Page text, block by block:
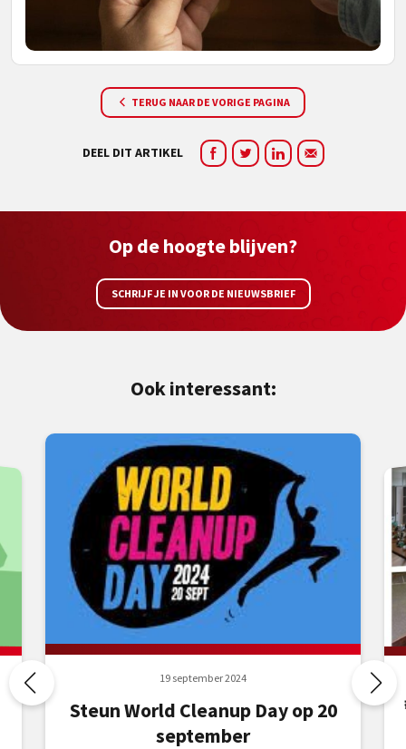
TERUG NAAR DE VORIGE PAGINA
DEEL DIT ARTIKEL
Op de hoogte blijven?
SCHRIJF JE IN VOOR DE NIEUWSBRIEF
Ook interessant:
19 september 2024
Steun World Cleanup Day op 20
september